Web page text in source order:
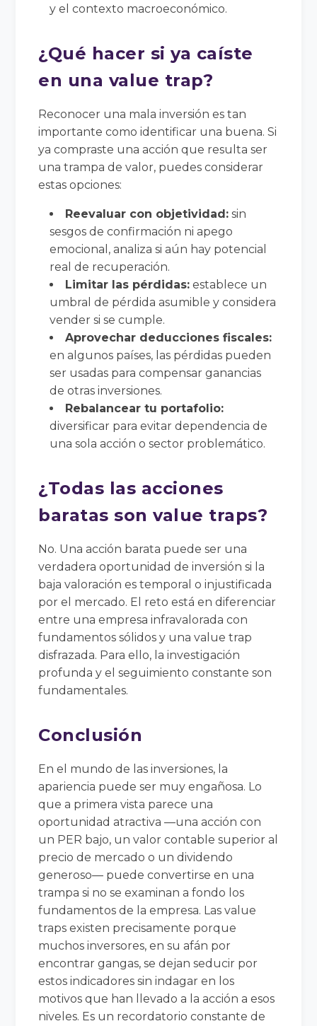
y el contexto macroeconómico.
¿Qué hacer si ya caíste
en una value trap?
Reconocer una mala inversión es tan
importante como identificar una buena. Si
ya compraste una acción que resulta ser
una trampa de valor, puedes considerar
estas opciones:
Reevaluar con objetividad: sin
sesgos de confirmación ni apego
emocional, analiza si aún hay potencial
real de recuperación.
Limitar las pérdidas: establece un
umbral de pérdida asumible y considera
vender si se cumple.
Aprovechar deducciones fiscales:
en algunos países, las pérdidas pueden
ser usadas para compensar ganancias
de otras inversiones.
Rebalancear tu portafolio:
diversificar para evitar dependencia de
una sola acción o sector problemático.
¿Todas las acciones
baratas son value traps?
No. Una acción barata puede ser una
verdadera oportunidad de inversión si la
baja valoración es temporal o injustificada
por el mercado. El reto está en diferenciar
entre una empresa infravalorada con
fundamentos sólidos y una value trap
disfrazada. Para ello, la investigación
profunda y el seguimiento constante son
fundamentales.
Conclusión
En el mundo de las inversiones, la
apariencia puede ser muy engañosa. Lo
que a primera vista parece una
oportunidad atractiva —una acción con
un PER bajo, un valor contable superior al
precio de mercado o un dividendo
generoso— puede convertirse en una
trampa si no se examinan a fondo los
fundamentos de la empresa. Las value
traps existen precisamente porque
muchos inversores, en su afán por
encontrar gangas, se dejan seducir por
estos indicadores sin indagar en los
motivos que han llevado a la acción a esos
niveles. Es un recordatorio constante de